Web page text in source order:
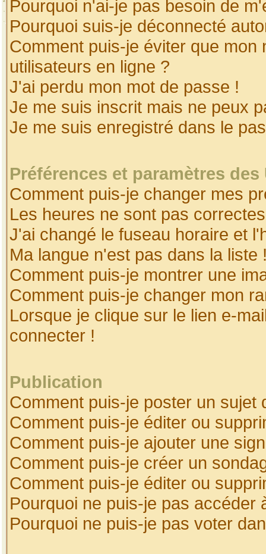
Pourquoi n'ai-je pas besoin de
Pourquoi suis-je déconnecté
Comment puis-je éviter que
utilisateurs en ligne ?
J'ai perdu mon mot de passe !
Je me suis inscrit mais ne peux
Je me suis enregistré dans le
Préférences et paramètres
Comment puis-je changer mes
Les heures ne sont pas
J'ai changé le fuseau horaire et
Ma langue n'est pas dans la liste
Comment puis-je montrer une
Comment puis-je changer mon
Lorsque je clique sur le lien e-
connecter !
Publication
Comment puis-je poster un sujet
Comment puis-je éditer ou
Comment puis-je ajouter une
Comment puis-je créer un
Comment puis-je éditer ou
Pourquoi ne puis-je pas accéder
Pourquoi ne puis-je pas voter